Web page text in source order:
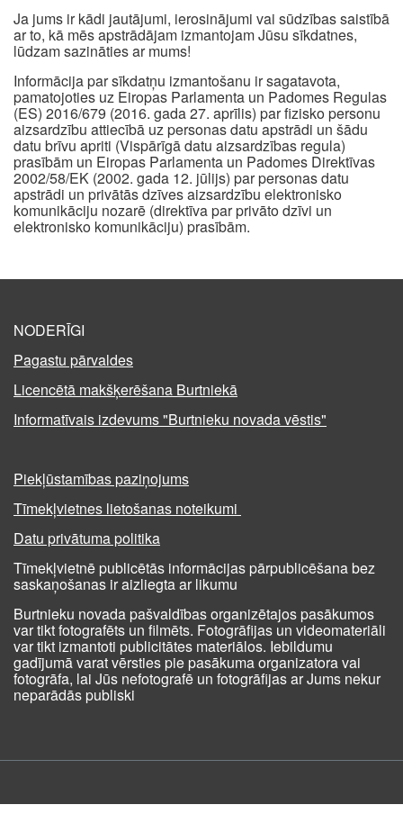
Ja jums ir kādi jautājumi, ierosinājumi vai sūdzības saistībā
ar to, kā mēs apstrādājam izmantojam Jūsu sīkdatnes,
lūdzam sazināties ar mums!
Informācija par sīkdatņu izmantošanu ir sagatavota,
pamatojoties uz Eiropas Parlamenta un Padomes Regulas
(ES) 2016/679 (2016. gada 27. aprīlis) par fizisko personu
aizsardzību attiecībā uz personas datu apstrādi un šādu
datu brīvu apriti (Vispārīgā datu aizsardzības regula)
prasībām un Eiropas Parlamenta un Padomes Direktīvas
2002/58/EK (2002. gada 12. jūlijs) par personas datu
apstrādi un privātās dzīves aizsardzību elektronisko
komunikāciju nozarē (direktīva par privāto dzīvi un
elektronisko komunikāciju) prasībām.
NODERĪGI
Pagastu pārvaldes
Licencētā makšķerēšana Burtniekā
Informatīvais izdevums "Burtnieku novada vēstis"
Piekļūstamības paziņojums
Tīmekļvietnes lietošanas noteikumi
Datu privātuma politika
Tīmekļvietnē publicētās informācijas pārpublicēšana bez
saskaņošanas ir aizliegta ar likumu
Burtnieku novada pašvaldības organizētajos pasākumos
var tikt fotografēts un filmēts. Fotogrāfijas un videomateriāli
var tikt izmantoti publicitātes materiālos. Iebildumu
gadījumā varat vērsties pie pasākuma organizatora vai
fotogrāfa, lai Jūs nefotografē un fotogrāfijas ar Jums nekur
neparādās publiski